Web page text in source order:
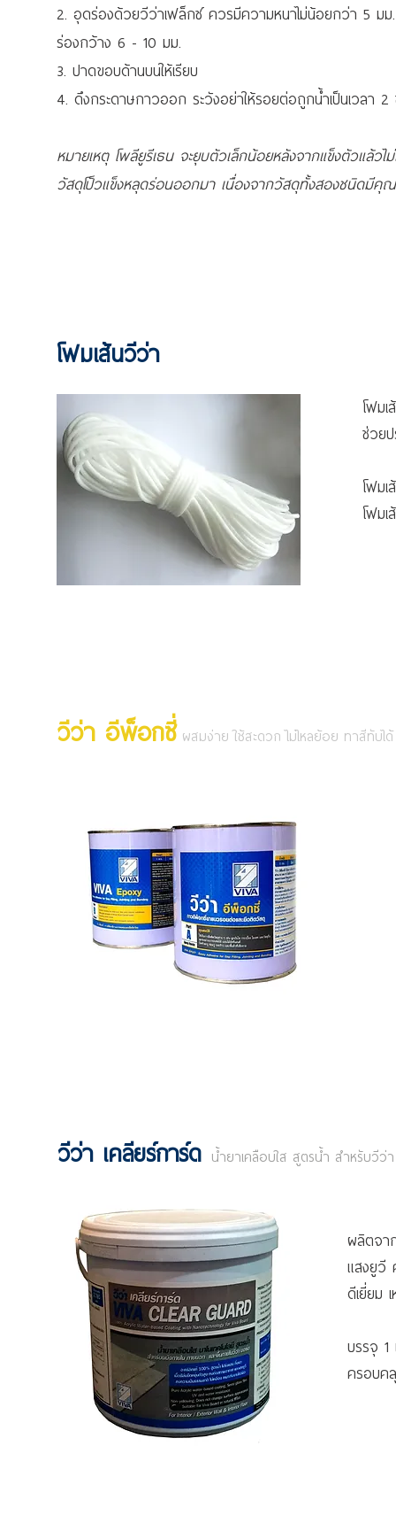
2. อุดร่องด้วยวีว่าเฟล็กซ์ ควรมีความหนาไม่น้อยกว่า 5 ม
ร่องกว้าง 6 - 10 มม.
3. ปาดขอบด้านบนให้เรียบ
4. ดึงกระดาษกาวออก ระวังอย่าให้รอยต่อถูกน้ำเป็นเวลา
หมายเหตุ โพลียูรีเธน จะยุบตัวเล็กน้อยหลังจากแข็งตัวแล้วไ
วัสดุโป็วแข็งหลุดร่อนออกมา เนื่องจากวัสดุทั้งสองชนิดมี
โฟมเส้นวีว่า
โฟม
ช่วย
โฟ
โฟ
วีว่า อีพ็อกซี่ ผสมง่าย ใช้สะดวก ไม่ไหลย้อย ทาสีทับไ
วีว่า เคลียร์การ์ด น้ำยาเคลือบใส สูตรน้ำ สำหรับวีว่
ผลิตจา
แสงยูวี
ดีเยี่ยม
บรรจุ
ครอบค